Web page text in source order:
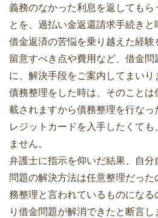
義務のなかった利息を返してもら
とを、過払い金返還請求手続きと
借金返済の苦悩を乗り越えた経
留意すべき点や費用など、借金問
に、解決手段をご案内してまいり
債務整理をした時は、そのこと
載されますから債務整理を行なっ
レジットカードを入手したくても
ません。
弁護士に指示を仰いだ結果、自
問題の解決方法は任意整理だっ
務整理と言われているものになる
り借金問題が解消できたと断言し